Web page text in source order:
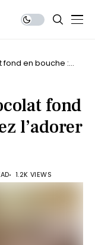
en bouche :
fond
l’adorer
1.2K VIEWS